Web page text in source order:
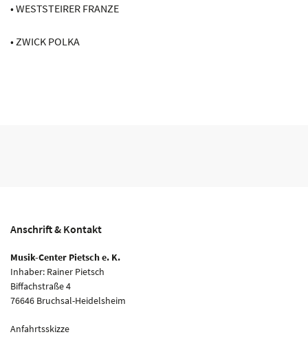
• WESTSTEIRER FRANZE
• ZWICK POLKA
Anschrift & Kontakt
Musik-Center Pietsch e. K.
Inhaber: Rainer Pietsch
Biffachstraße 4
76646 Bruchsal-Heidelsheim
Anfahrtsskizze